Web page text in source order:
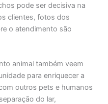
pode ser decisiva na
clientes, fotos dos
o atendimento são
animal também veem
para enriquecer a
outros pets e humanos
do lar,